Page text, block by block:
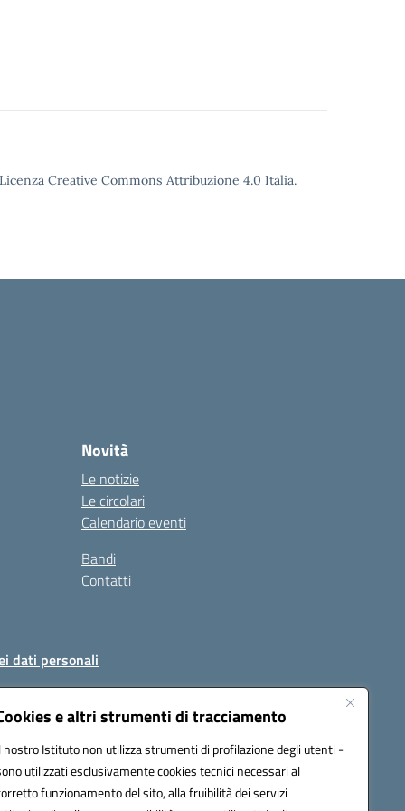
e altri strumenti di tracciamento
nostro Istituto non utilizza strumenti di profilazione degli utenti -
utilizzati esclusivamente cookies tecnici necessari al
funzionamento del sito, alla fruibilità dei servizi
Creative Commons Attribuzione 4.0 Italia.
Novità
Le notizie
Le circolari
Calendario eventi
Bandi
Contatti
dati personali